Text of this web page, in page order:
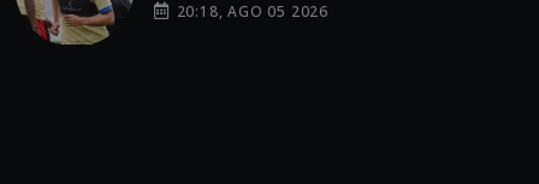
20:18, AGO 05 2026